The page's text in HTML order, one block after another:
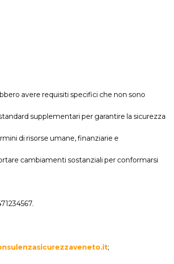
avere requisiti specifici che non sono
supplementari per garantire la sicurezza
di risorse umane, finanziarie e
cambiamenti sostanziali per conformarsi
;